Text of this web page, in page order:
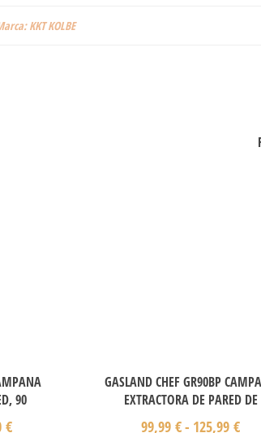
KKT KOLBE
90
€
GASLAND CHEF GR90BP
EXTRACTORA DE PARED DE
99,99€- 125,99€